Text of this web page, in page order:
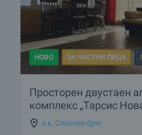
НОВО ЗА ЧАСТНИ ЛИЦА
Просторен двустаен
комплекс „Тарсис
к.к. Слънчев бряг